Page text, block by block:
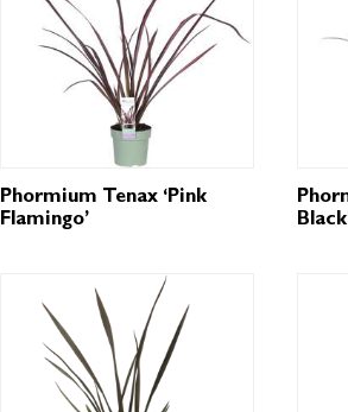
Phormium Tenax ‘Pink
Flamingo’